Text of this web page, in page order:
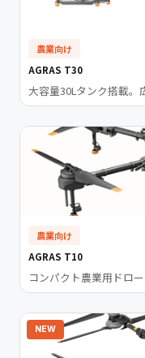
農業向け
AGRAS T30
大容量30Lタンク搭載。
農業向け
AGRAS T10
コンパクト農業用ドロ
NEW